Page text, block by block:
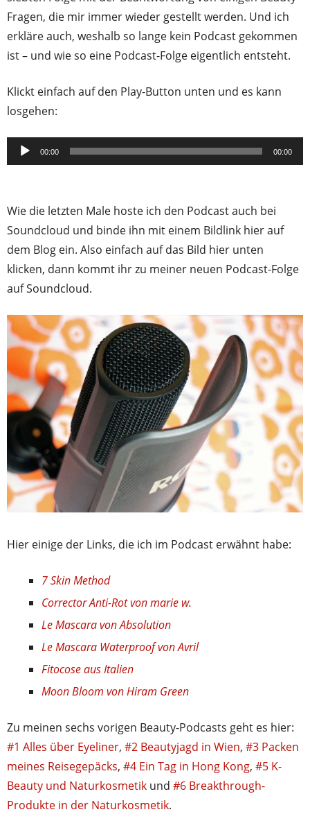
Fragen, die mir immer wieder gestellt werden. Und ich
erkläre auch, weshalb so lange kein Podcast gekommen
ist – und wie so eine Podcast-Folge eigentlich entsteht.
Klickt einfach auf den Play-Button unten und es kann
losgehen:
Audio-
Player
00:00 00:00
Wie die letzten Male hoste ich den Podcast auch bei
Soundcloud und binde ihn mit einem Bildlink hier auf
dem Blog ein. Also einfach auf das Bild hier unten
klicken, dann kommt ihr zu meiner neuen Podcast-Folge
auf Soundcloud.
Hier einige der Links, die ich im Podcast erwähnt habe:
7 Skin Method
Corrector Anti-Rot von marie w.
Le Mascara von Absolution
Le Mascara Waterproof von Avril
Fitocose aus Italien
Moon Bloom von Hiram Green
Zu meinen sechs vorigen Beauty-Podcasts geht es hier:
#1 Alles über Eyeliner, #2 Beautyjagd in Wien, #3 Packen
meines Reisegepäcks, #4 Ein Tag in Hong Kong, #5 K-
Beauty und Naturkosmetik und #6 Breakthrough-
Produkte in der Naturkosmetik.